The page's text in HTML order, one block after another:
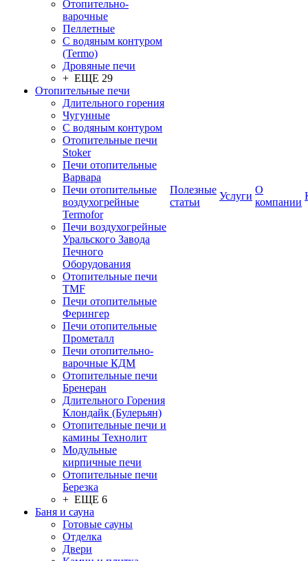
Отопительно-
варочные
Пеллетные
С водяным контуром
(Termo)
Дровяные печи
+ ЕЩЕ 29
Отопительные печи
Длительного горения
Чугунные
C водяным контуром
Отопительные печи
Stoker
Печи отопительные
Варвара
Печи отопительные
воздухогрейные
Termofor
Печи воздухогрейные
Уральского Завода
Печного
Оборудования
Отопительные печи
TMF
Печи отопительные
Ферингер
Печи отопительные
Прометалл
Печи отопительно-
варочные КДМ
Отопительные печи
Бренеран
Длительного Горения
Клондайк (Булерьян)
Отопительные печи и
камины Технолит
Модульные
кирпичные печи
Отопительные печи
Березка
+ ЕЩЕ 6
Баня и сауна
Готовые сауны
Отделка
Двери
Полезные
статьи
Услуги
О
компании